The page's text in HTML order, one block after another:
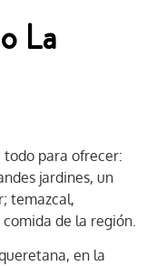
La
para ofrecer:
jardines, un
temazcal,
de la región.
en la